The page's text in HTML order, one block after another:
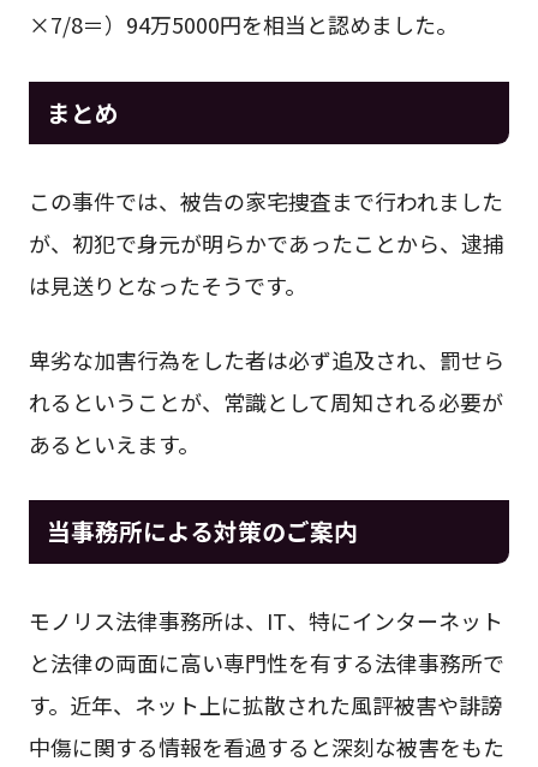
×7/8＝）94万5000円を相当と認めました。
まとめ
この事件では、被告の家宅捜査まで行われました
が、初犯で身元が明らかであったことから、逮捕
は見送りとなったそうです。
卑劣な加害行為をした者は必ず追及され、罰せら
れるということが、常識として周知される必要が
あるといえます。
当事務所による対策のご案内
モノリス法律事務所は、IT、特にインターネット
と法律の両面に高い専門性を有する法律事務所で
す。近年、ネット上に拡散された風評被害や誹謗
中傷に関する情報を看過すると深刻な被害をもた